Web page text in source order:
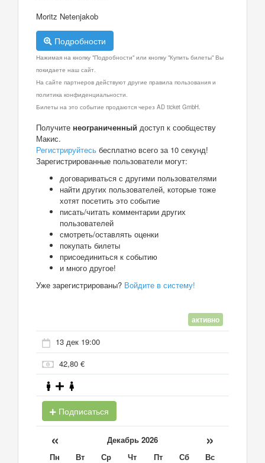
Moritz Netenjakob
Подробности
Нажимая на кнопку "Подробности" или кнопку "Купить билеты" Вы
покидаете наш сайт.
На сайте партнеров действуют другие правила пользования и
политика конфиденциальности.
Билеты на это событие продаются через AD ticket GmbH.
Получите неограниченный доступ к сообществу
Макис.
Регистрируйтесь бесплатно всего за 10 секунд!
Зарегистрированные пользователи могут:
договариваться с другими пользователями
найти других пользователей, которые тоже
хотят посетить это событие
писать/читать комментарии других
пользователей
смотреть/оставлять оценки
покупать билеты
присоединиться к событию
и много другое!
Уже зарегистрированы? Войдите в систему!
активно
13 дек 19:00
42,80 €
Подписаться
« Декабрь 2026 »
Пн Вт Ср Чт Пт Сб
Вс